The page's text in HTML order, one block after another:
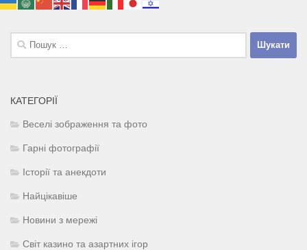
Пошук:
КАТЕГОРІЇ
Веселі зображення та фото
Гарні фотографії
Історії та анекдоти
Найцікавіше
Новини з мережі
Світ казино та азартних ігор